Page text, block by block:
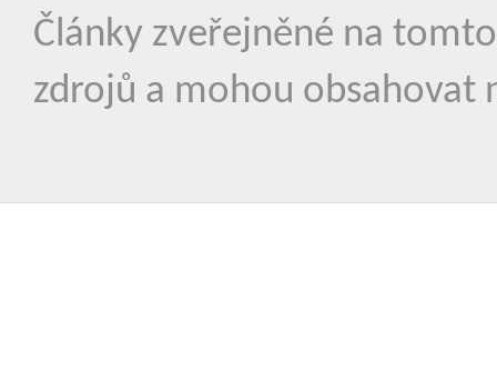
Články zveřejněné na
zdrojů a mohou obsahovat